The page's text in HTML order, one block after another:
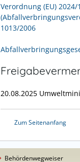
Verordnung (EU)
1013/2006
20.08.2025
Zum Seitenanfang
Behördenwegweiser